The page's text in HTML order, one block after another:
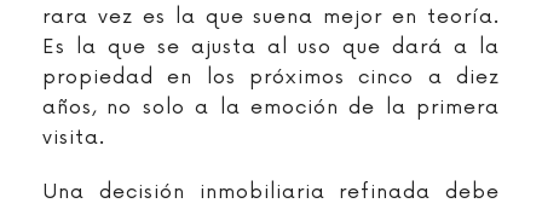
rara vez es la que suena mejor en teoría.
Es la que se ajusta al uso que dará a la
propiedad en los próximos cinco a diez
años, no solo a la emoción de la primera
visita.
Una decisión inmobiliaria refinada debe